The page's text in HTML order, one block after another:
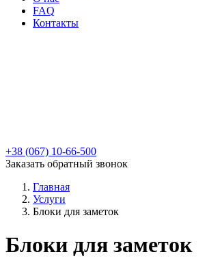
FAQ
Контакты
+38 (067) 10-66-500
Заказать обратный звонок
Главная
Услуги
Блоки для заметок
Блоки для заметок